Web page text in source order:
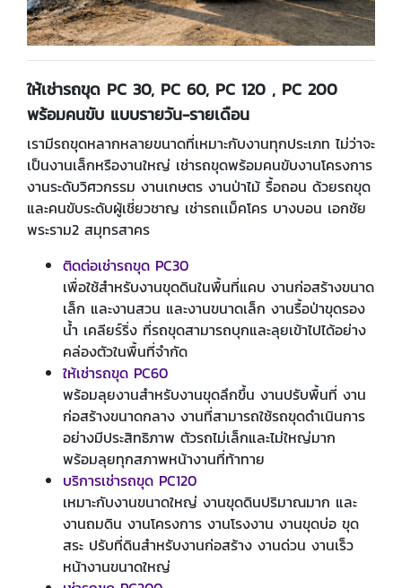
ให้เช่ารถขุด PC 30, PC 60, PC 120 , PC 200
พร้อมคนขับ แบบรายวัน-รายเดือน
เรามีรถขุดหลากหลายขนาดที่เหมาะกับงานทุกประเภท ไม่ว่าจะ
เป็นงานเล็กหรืองานใหญ่ เช่ารถขุดพร้อมคนขับงานโครงการ
งานระดับวิศวกรรม งานเกษตร งานป่าไม้ รื้อถอน ด้วยรถขุด
และคนขับระดับผู้เชี่ยวชาญ เช่ารถเเม็คโคร บางบอน เอกชัย
พระราม2 สมุทรสาคร
ติดต่อเช่ารถขุด PC30
เพื่อใช้สำหรับงานขุดดินในพื้นที่แคบ งานก่อสร้างขนาด
เล็ก และงานสวน และงานขนาดเล็ก งานรื้อป่าขุดรอง
น้ำ เคลียร์ริ่ง ที่รถขุดสามารถบุกและลุยเข้าไปได้อย่าง
คล่องตัวในพื้นที่จำกัด
ให้เช่ารถขุด PC60
พร้อมลุยงานสำหรับงานขุดลึกขึ้น งานปรับพื้นที่ งาน
ก่อสร้างขนาดกลาง งานที่สามารถใช้รถขุดดำเนินการ
อย่างมีประสิทธิภาพ ตัวรถไม่เล็กและไม่ใหญ่มาก
พร้อมลุยทุกสภาพหน้างานที่ท้าทาย
บริการเช่ารถขุด PC120
เหมาะกับงานขนาดใหญ่ งานขุดดินปริมาณมาก และ
งานถมดิน งานโครงการ งานโรงงาน งานขุดบ่อ ขุด
สระ ปรับที่ดินสำหรับงานก่อสร้าง งานด่วน งานเร็ว
หน้างานขนาดใหญ่